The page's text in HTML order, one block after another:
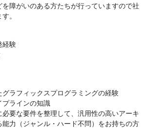
を障がいのある方たちが行っていますので社
。
経験
グラフィックスプログラミングの経験
プラインの知識
必要な要件を整理して、汎用性の高いアーキ
力（ジャンル・ハード不問）をお持ちの方